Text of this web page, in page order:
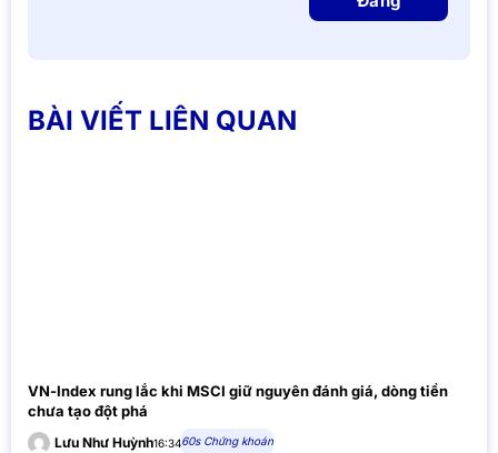
BÀI VIẾT LIÊN QUAN
VN-Index rung lắc khi MSCI giữ nguyên đánh giá, dòng tiền
chưa tạo đột phá
Lưu Như Huỳnh16:3460s Chứng khoán